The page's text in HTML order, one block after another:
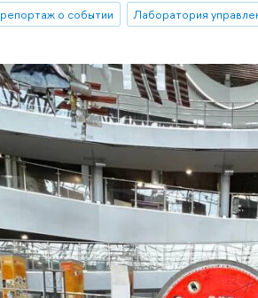
репортаж о событии Лаборатория